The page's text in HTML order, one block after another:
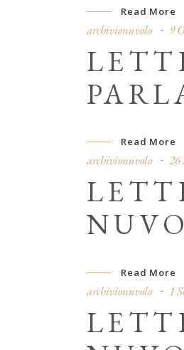
Read More
archivionuvolo 9
Read More
archivionuvolo 26
Read More
archivionuvolo 1